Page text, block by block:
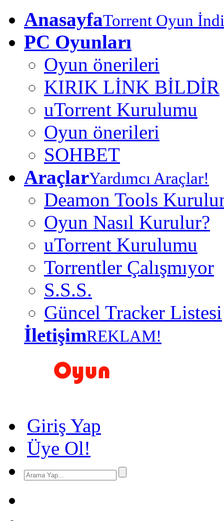
AnasayfaTorrent Oyun
PC Oyunları
Oyun önerileri
KIRIK LİNK BİLDİR
uTorrent Kurulumu
Oyun önerileri
SOHBET
AraçlarYardımcı Araçlar!
Deamon Tools
Oyun Nasıl Kurulur?
uTorrent Kurulumu
Torrentler Çalışmıyor
S.S.S.
Güncel Tracker Listesi
İletişimREKLAM!
Giriş Yap
Üye Ol!